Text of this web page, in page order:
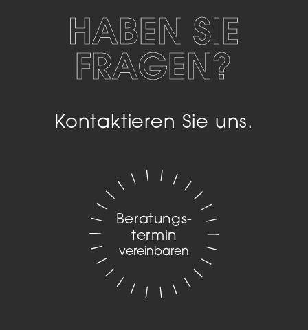
HABEN SIE
FRAGEN?
Kontaktieren Sie uns.
Beratungs­
termin
vereinbaren